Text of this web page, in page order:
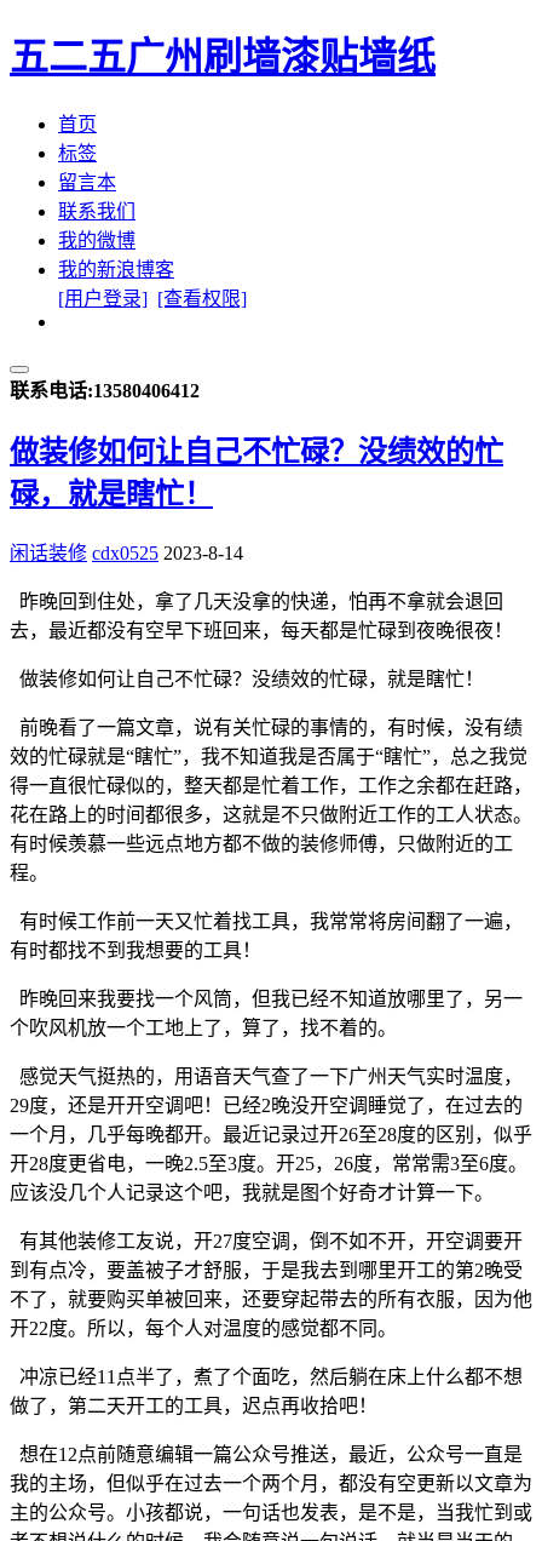
五二五广州刷墙漆贴墙纸
首页
标签
留言本
联系我们
我的微博
我的新浪博客
[用户登录] [查看权限]
联系电话:13580406412
做装修如何让自己不忙碌？没绩效的忙
碌，就是瞎忙！
闲话装修 cdx0525 2023-8-14
昨晚回到住处，拿了几天没拿的快递，怕再不拿就会退回
去，最近都没有空早下班回来，每天都是忙碌到夜晚很夜！
做装修如何让自己不忙碌？没绩效的忙碌，就是瞎忙！
前晚看了一篇文章，说有关忙碌的事情的，有时候，没有绩
效的忙碌就是“瞎忙”，我不知道我是否属于“瞎忙”，总之我觉
得一直很忙碌似的，整天都是忙着工作，工作之余都在赶路，
花在路上的时间都很多，这就是不只做附近工作的工人状态。
有时候羡慕一些远点地方都不做的装修师傅，只做附近的工
程。
有时候工作前一天又忙着找工具，我常常将房间翻了一遍，
有时都找不到我想要的工具！
昨晚回来我要找一个风筒，但我已经不知道放哪里了，另一
个吹风机放一个工地上了，算了，找不着的。
感觉天气挺热的，用语音天气查了一下广州天气实时温度，
29度，还是开开空调吧！已经2晚没开空调睡觉了，在过去的
一个月，几乎每晚都开。最近记录过开26至28度的区别，似乎
开28度更省电，一晚2.5至3度。开25，26度，常常需3至6度。
应该没几个人记录这个吧，我就是图个好奇才计算一下。
有其他装修工友说，开27度空调，倒不如不开，开空调要开
到有点冷，要盖被子才舒服，于是我去到哪里开工的第2晚受
不了，就要购买单被回来，还要穿起带去的所有衣服，因为他
开22度。所以，每个人对温度的感觉都不同。
冲凉已经11点半了，煮了个面吃，然后躺在床上什么都不想
做了，第二天开工的工具，迟点再收拾吧！
想在12点前随意编辑一篇公众号推送，最近，公众号一直是
我的主场，但似乎在过去一个两个月，都没有空更新以文章为
主的公众号。小孩都说，一句话也发表，是不是，当我忙到或